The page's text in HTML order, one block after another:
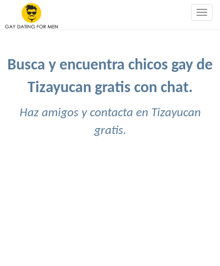
Busca y encuentra chicos gay de
Tizayucan gratis con chat.
Haz amigos y contacta en Tizayucan
gratis.